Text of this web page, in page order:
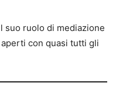
suo ruolo di mediazione
con quasi tutti gli